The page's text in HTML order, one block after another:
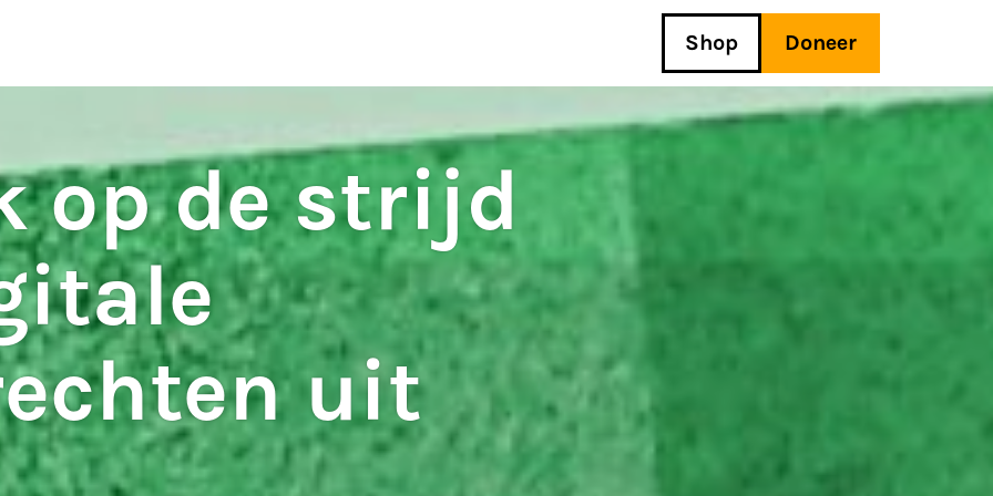
Shop Doneer
op de strijd
uit